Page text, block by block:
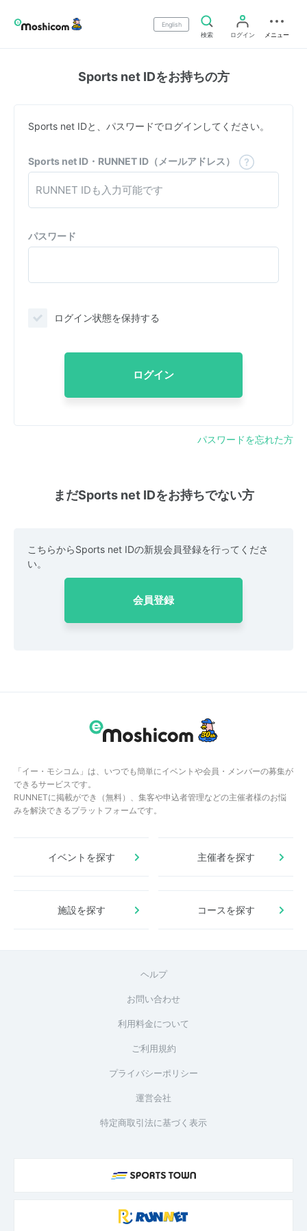
English
検索
ログイン メニュー
Sports net IDをお持ちの方
Sports net IDと、パスワードでログインしてください。
Sports net ID・RUNNET ID（メールアドレス）
パスワード
ログイン状態を保持する
ログイン
パスワードを忘れた方
まだSports net IDをお持ちでない方
こちらからSports net IDの新規会員登録を行ってくださ
い。
会員登録
「イー・モシコム」は、いつでも簡単にイベントや会員・メンバーの募集が
できるサービスです。
RUNNETに掲載ができ（無料）、集客や申込者管理などの主催者様のお悩
みを解決できるプラットフォームです。
イベントを探す 主催者を探す
施設を探す コースを探す
ヘルプ
お問い合わせ
利用料金について
ご利用規約
プライバシーポリシー
運営会社
特定商取引法に基づく表示